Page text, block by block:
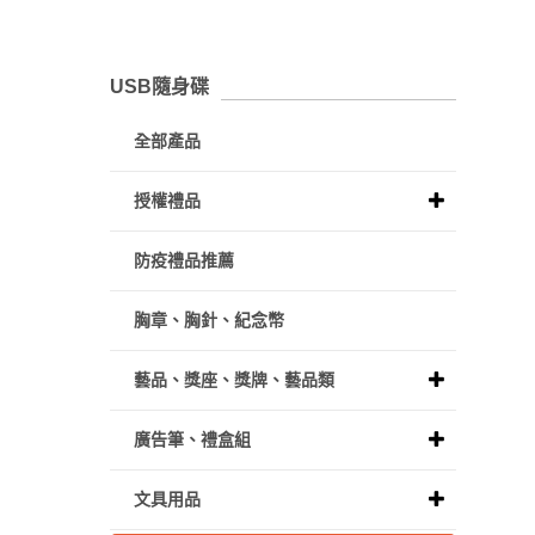
USB隨身碟
全部產品
授權禮品
防疫禮品推薦
胸章、胸針、紀念幣
藝品、獎座、獎牌、藝品類
廣告筆、禮盒組
文具用品